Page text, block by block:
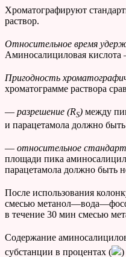
Хроматографируют
раствор.
Относительное время
Аминосалициловая кислота
Пригодность
хроматограмме раствора
— разрешение (RS) между
и парацетамола должно
— относительное
площади пика
парацетамола должно быть
После использования
смесью
в течение 30 мин смесью
Содержание
субстанции в процентах (
)